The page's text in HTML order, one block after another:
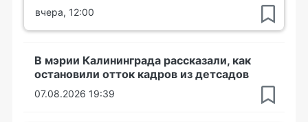
вчера, 12:00
В мэрии Калининграда рассказали, как
остановили отток кадров из детсадов
07.08.2026 19:39